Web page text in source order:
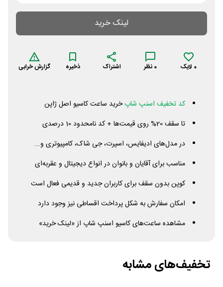
لینک خرید
0 لایک 0 نظر اشتراک ذخیره گزارش خرابی
کد تخفیف اسنپ شاپخرید ساعت کاسیو اصل ژاپن
تا سقف 20% روی قیمت‌ها + کد نامحدود 10 درصدی
در مدل‌های ادیفایس، اسپرت، جی شاک، کامپیوتری و...
مناسب برای آقایان و بانوان در انواع دیجیتال و عقربه‌ای
کوپن بدون سقف برای کاربران جدید و قدیمی فعال است
امکان سفارش به شکل پرداخت اقساطی نیز وجود دارد
مشاهده ساعت‌های کاسیو اسنپ شاپ از «لینک خرید»
تخفیف‌های مشابه